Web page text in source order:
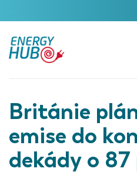
Británie
emise do
dekády o